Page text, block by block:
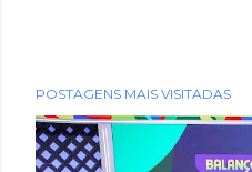
POSTAGENS MAIS VISITADAS